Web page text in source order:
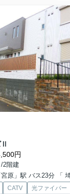
Ⅱ
円
2階建
」駅 バス23分 「 埼玉栄
CATV 光ファイバー